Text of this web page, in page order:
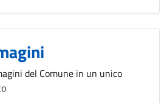
del Comune in un unico